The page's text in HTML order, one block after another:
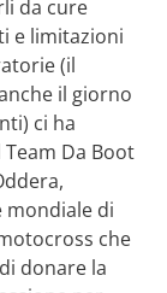
da cure
e limitazioni
(il
il giorno
ci ha
Da Boot
mondiale di
che
donare la